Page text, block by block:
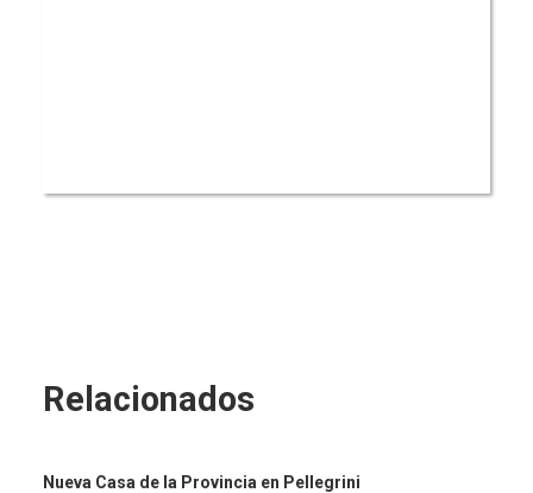
Relacionados
Nueva Casa de la Provincia en Pellegrini